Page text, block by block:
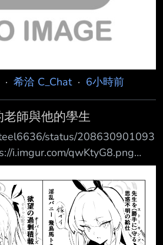
· 希洽 C_Chat· 6小時前
師與他的學生
status/208630901093
i.imgur.com/qwKtyG8.png
DUYvIz7.jpeg 現在還有誰可